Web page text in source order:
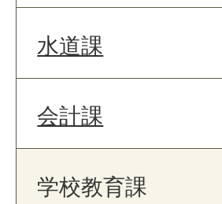
水道課
会計課
学校教育課